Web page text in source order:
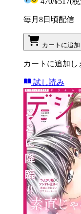
毎月8日頃配信
カートに追加
カートに追加し
試し読み